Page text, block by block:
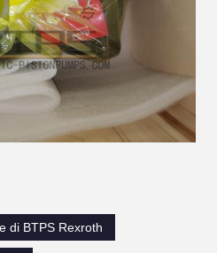
di BTPS Rexroth